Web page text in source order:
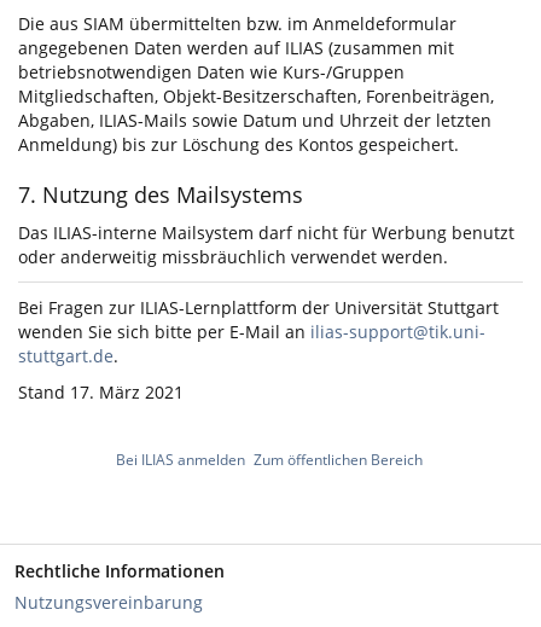
Die aus SIAM übermittelten bzw. im Anmeldeformular
angegebenen Daten werden auf ILIAS (zusammen mit
betriebsnotwendigen Daten wie Kurs-/Gruppen
Mitgliedschaften, Objekt-Besitzerschaften, Forenbeiträgen,
Abgaben, ILIAS-Mails sowie Datum und Uhrzeit der letzten
Anmeldung) bis zur Löschung des Kontos gespeichert.
7. Nutzung des Mailsystems
Das ILIAS-interne Mailsystem darf nicht für Werbung benutzt
oder anderweitig missbräuchlich verwendet werden.
Bei Fragen zur ILIAS-Lernplattform der Universität Stuttgart
wenden Sie sich bitte per E-Mail an ilias-support@tik.uni-
stuttgart.de.
Stand 17. März 2021
Bei ILIAS anmelden Zum öffentlichen Bereich
Rechtliche Informationen
Nutzungsvereinbarung